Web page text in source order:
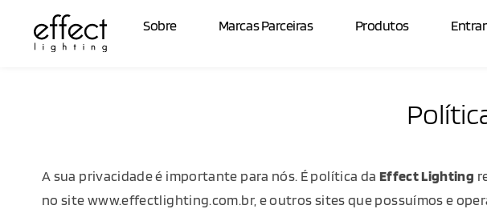
Sobre Marcas Parceiras Produtos Entrar
A sua privacidade é importante para nós. É política da Effect Lighting
no sitewww.effectlighting.com.br, e outros sites que possuímos e